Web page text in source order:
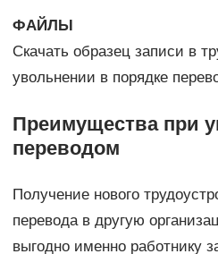
ФАЙЛЫ
Скачать образец записи в
увольнении в порядке
Преимущества при
переводом
Получение нового
перевода в другую
выгодно именно работнику